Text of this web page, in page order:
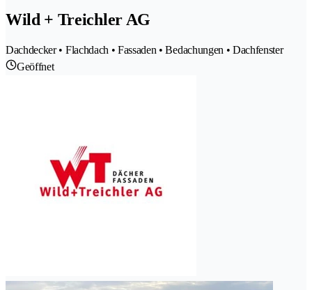
Wild + Treichler AG
Dachdecker • Flachdach • Fassaden • Bedachungen • Dachfenster
Geöffnet